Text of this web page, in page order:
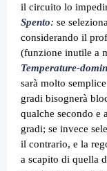
il circuito lo
Spento: se
considerando il
(funzione inutile a
Temperature-
sarà molto
gradi bisognerà
qualche secondo e
gradi; se invece
il contrario, e la
a scapito di quella